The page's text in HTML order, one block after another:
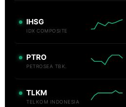
IHSG
IDX COMPOSITE
PTRO
PETROSEA TBK.
TLKM
TELKOM INDONESIA